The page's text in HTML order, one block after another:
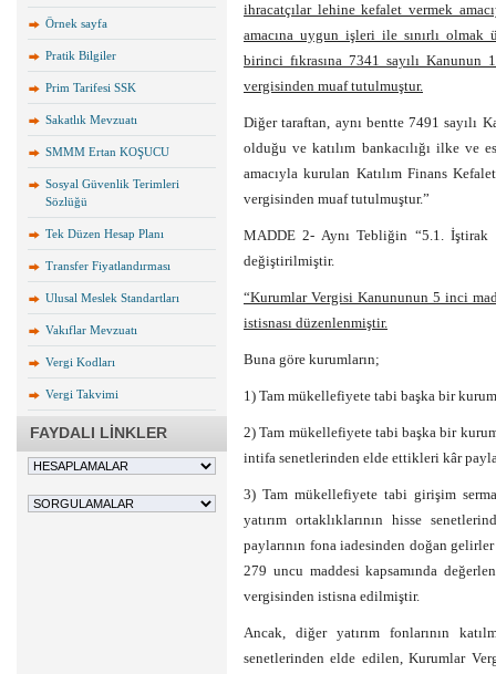
Örnek sayfa
Pratik Bilgiler
Prim Tarifesi SSK
Sakatlık Mevzuatı
SMMM Ertan KOŞUCU
Sosyal Güvenlik Terimleri
Sözlüğü
Tek Düzen Hesap Planı
Transfer Fiyatlandırması
Ulusal Meslek Standartları
Vakıflar Mevzuatı
Vergi Kodları
Vergi Takvimi
FAYDALI LİNKLER
ihracatçılar lehine kefalet vermek
amacına uygun işleri ile sınırlı
birinci fıkrasına 7341 sayılı
vergisinden muaf tutulmuştur.
Diğer taraftan, aynı bentte 7491 sayılı
olduğu ve katılım bankacılığı ilke ve
amacıyla kurulan Katılım Finans
vergisinden muaf tutulmuştur.”
MADDE 2- Aynı Tebliğin “5.1. İştirak
değiştirilmiştir.
“Kurumlar Vergisi Kanununun 5 inci
istisnası düzenlenmiştir.
Buna göre kurumların;
1) Tam mükellefiyete tabi başka bir
2) Tam mükellefiyete tabi başka bir
intifa senetlerinden elde ettikleri kâr
3) Tam mükellefiyete tabi girişim
yatırım ortaklıklarının hisse
paylarının fona iadesinden doğan
279 uncu maddesi kapsamında
vergisinden istisna edilmiştir.
Ancak, diğer yatırım fonlarının
senetlerinden elde edilen, Kurumlar